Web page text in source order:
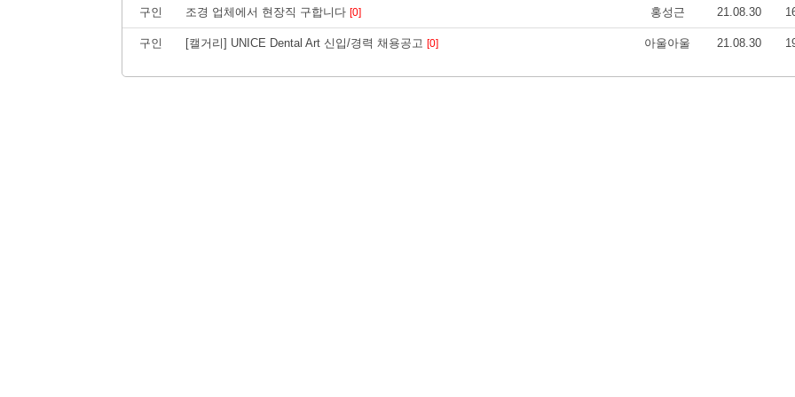
구인 조경 업체에서 현장직 구합니다 [0] 홍성근 21.08.30
구인 [캘거리] UNICE Dental Art 신입/경력 채용공고 [0] 아울아울 21.08.30